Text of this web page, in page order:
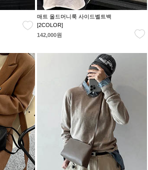
매트 올드머니룩 사이드벨트백
[2COLOR]
142,000원